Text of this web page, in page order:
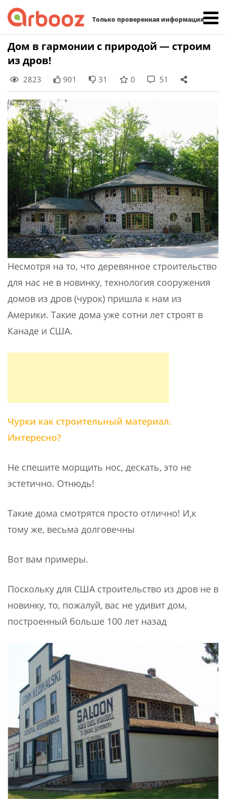
Только проверенная информация
Skip
to
content
Дом в гармонии с природой — строим
из дров!
2823 901 31 0 51
Несмотря на то, что деревянное строительство
для нас не в новинку, технология сооружения
домов из дров (чурок) пришла к нам из
Америки. Такие дома уже сотни лет строят в
Канаде и США.
Чурки как строительный материал.
Интересно?
Не спешите морщить нос, дескать, это не
эстетично. Отнюдь!
Такие дома смотрятся просто отлично! И,к
тому же, весьма долговечны
Вот вам примеры.
Поскольку для США строительство из дров не в
новинку, то, пожалуй, вас не удивит дом,
построенный больше 100 лет назад
Найти: